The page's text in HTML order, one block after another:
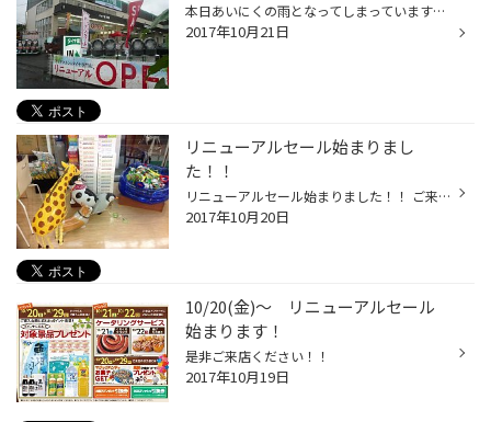
本日あいにくの雨となってしまっていますが リニューアルセールを開催しております 本日、明日とケータリングサービスもありますので 是非ご来店下さい。 スタッフ一同、心よりお待ちしております。
2017年10月21日
リニューアルセール始まりまし
た！！
リニューアルセール始まりました！！ ご来店いただいた際に差し上げるものもありますので、 この機会にぜひご来店ください！ タイヤなどお得な製品も揃えております☆ 明日はケータリングサービスもありますよ！！
2017年10月20日
10/20(金)～ リニューアルセール
始まります！
是非ご来店ください！！
2017年10月19日